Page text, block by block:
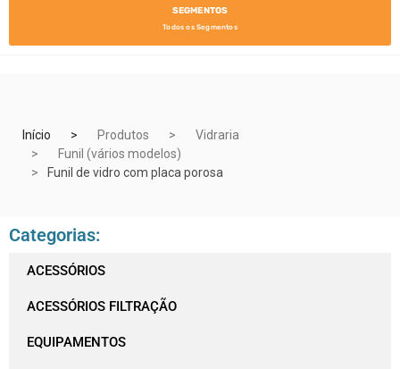
SEGMENTOS
Todos os Segmentos
Início Produtos
Vidraria
Funil (vários modelos)
Funil de vidro com placa porosa
Categorias:
ACESSÓRIOS
ACESSÓRIOS FILTRAÇÃO
EQUIPAMENTOS